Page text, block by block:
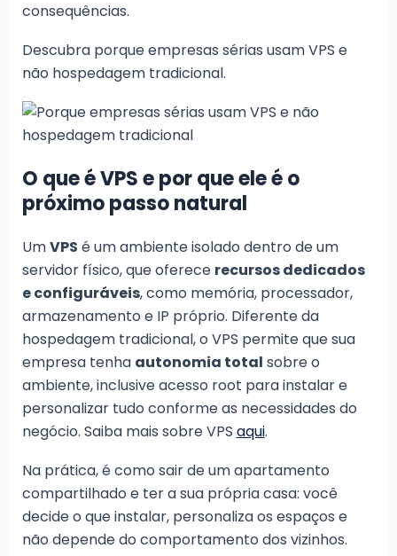
consequências.
Descubra porque empresas sérias usam VPS e
não hospedagem tradicional.
O que é VPS e por que ele é o
próximo passo natural
UmVPS é um ambiente isolado dentro de um
servidor físico, que oferece recursos dedicados
e configuráveis, como memória, processador,
armazenamento e IP próprio. Diferente da
hospedagem tradicional, o VPS permite que sua
empresa tenha autonomia total sobre o
ambiente, inclusive acesso root para instalar e
personalizar tudo conforme as necessidades do
negócio. Saiba mais sobre VPS aqui.
Na prática, é como sair de um apartamento
compartilhado e ter a sua própria casa: você
decide o que instalar, personaliza os espaços e
não depende do comportamento dos vizinhos.